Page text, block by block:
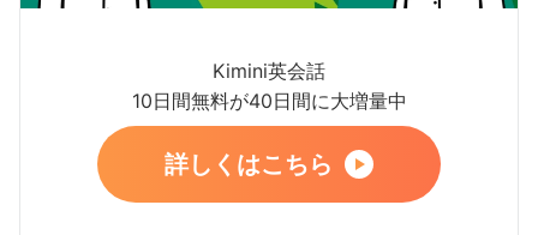
Kimini英会話
10日間無料が40日間に大増量中
詳しくはこちら